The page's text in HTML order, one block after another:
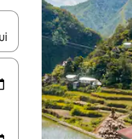
keuze met je de